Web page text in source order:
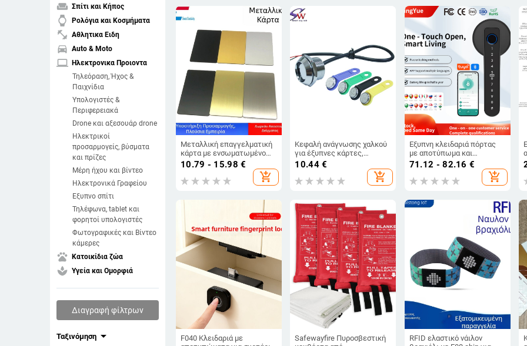
weekend Σπίτι και Κήπος
watch Ρολόγια και Κοσμήματα
fitness_center Αθλητικα Ειδη
directions_car Auto & Moto
laptop Ηλεκτρονικα Προιοντα
Τηλεόραση, Ήχος &
Παιχνίδια
Υπολογιστές &
Περιφερειακά
Drone και αξεσουάρ drone
Ηλεκτρικοί
προσαρμογείς, βύσματα
και πρίζες
Μέρη ήχου και βίντεο
Ηλεκτρονικά Γραφείου
Εξυπνο σπίτι
Τηλέφωνα, tablet και
φορητοί υπολογιστές
Φωτογραφικές και Βίντεο
κάμερες
pets Κατοικίδια ζώα
spa Υγεία και Ομορφιά
Διαγραφή φίλτρων
Ταξινόμηση arrow_drop_down
Μεταλλική επαγγελματική
κάρτα με ενσωματωμένο
NFC τσιπ, ανοξείδωτο
ατσάλι, μοντέλο cxjJS,
παραμετροποιημένη
10.79 - 15.98 €
add_shopping_cart
Κεφαλή ανάγνωσης χαλκού
για έξυπνες κάρτες,
συμβατή TM1990IB, χαλκός
συνδετήρας DS9092 Ibutton,
μοντέλο TMR-C, μάρκα STM
10.44€
add_shopping_cart
Έξυπνη κλειδαριά πόρτας
με αποτύπωμα και
Bluetooth — Κράμα
ψευδαργύρου/αλουμινίου,
50 αποτυπώματα, >5000
ξεκλειδώσεις, σάρωση <0,5
71.12 - 82.16 €
add_shopping_cart
F040 Κλειδαριά με
Safewayfire Πυροσβεστική
RFID ελαστικό νάιλον